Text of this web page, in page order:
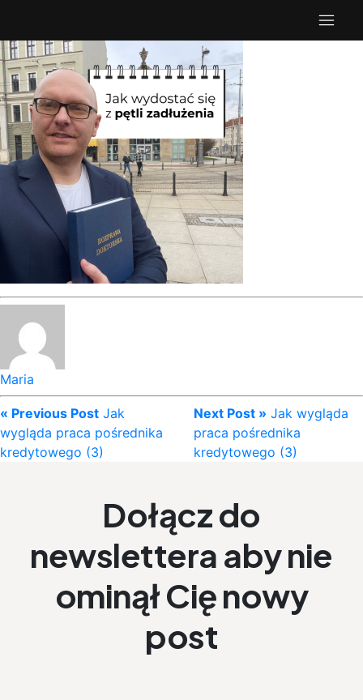
Maria
« Previous Post Jak
wygląda praca pośrednika
kredytowego (3)
Next Post » Jak wygląda
praca pośrednika
kredytowego (3)
Dołącz do
newslettera aby nie
ominął Cię nowy
post